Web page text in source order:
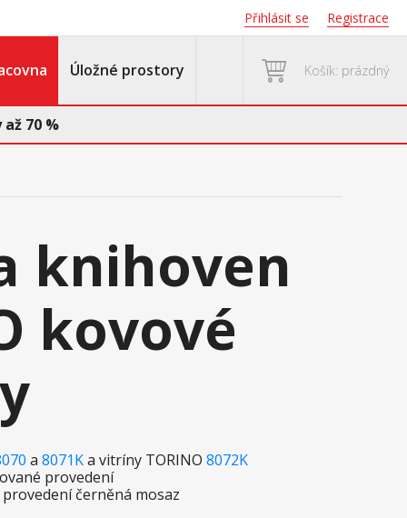
Přihlásit se Registrace
Úložné prostory Košík: prázdný
70 %
knihoven
kovové
a 8071Ka vitríny TORINO 8072K
provedení
černěná mosaz